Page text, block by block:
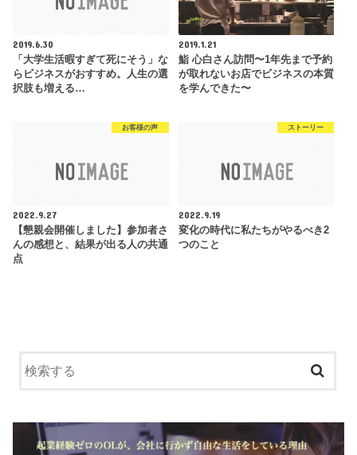
2019.6.30
「大学生活暇すぎて死にそう」な
らビジネスがおすすめ。人生の選
択肢も増える…
2019.1.21
鮨 心白さん訪問〜1年先まで予約
が取れないお店でビジネスの本質
を学んできた〜
お客様の声
2022.9.27
【懇親会開催しました】参加者さ
んの感想と、結果が出る人の共通
点
ストーリー
2022.9.19
変化の時代に私たちがやるべき2
つのこと